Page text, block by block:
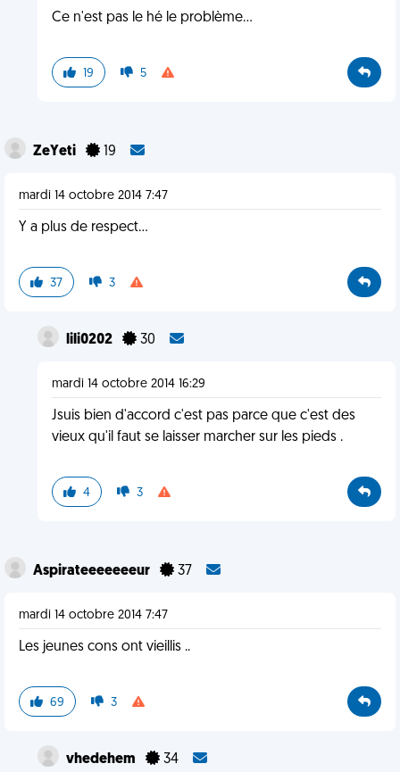
Ce n'est pas le hé le problème...
19 5
ZeYeti 19
mardi 14 octobre 2014 7:47
Y a plus de respect...
37 3
lili0202 30
mardi 14 octobre 2014 16:29
Jsuis bien d'accord c'est pas parce que c'est des
vieux qu'il faut se laisser marcher sur les pieds .
4 3
Aspirateeeeeeeur 37
mardi 14 octobre 2014 7:47
Les jeunes cons ont vieillis ..
69 3
vhedehem 34